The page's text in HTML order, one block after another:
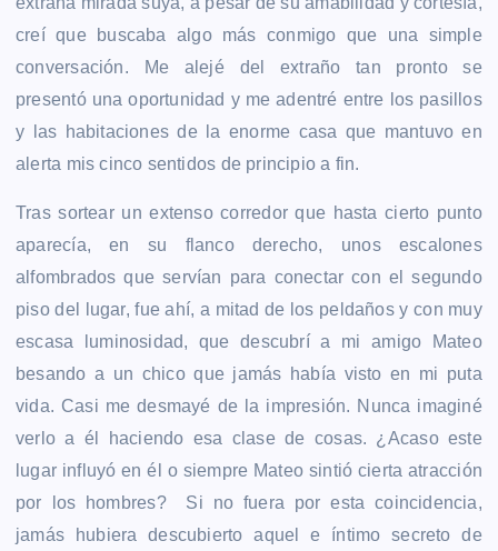
creí que buscaba algo más conmigo que una simple
conversación. Me alejé del extraño tan pronto se
presentó una oportunidad y me adentré entre los pasillos
y las habitaciones de la enorme casa que mantuvo en
alerta mis cinco sentidos de principio a fin.
Tras sortear un extenso corredor que hasta cierto punto
aparecía, en su flanco derecho, unos escalones
alfombrados que servían para conectar con el segundo
piso del lugar, fue ahí, a mitad de los peldaños y con muy
escasa luminosidad, que descubrí a mi amigo Mateo
besando a un chico que jamás había visto en mi puta
vida. Casi me desmayé de la impresión. Nunca imaginé
verlo a él haciendo esa clase de cosas. ¿Acaso este
lugar influyó en él o siempre Mateo sintió cierta atracción
por los hombres? Si no fuera por esta coincidencia,
jamás hubiera descubierto aquel e íntimo secreto de